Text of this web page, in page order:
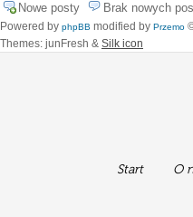
Nowe posty Brak nowych
Powered by phpBB modified by Przemo
Themes: junFresh & Silk icon
Start O